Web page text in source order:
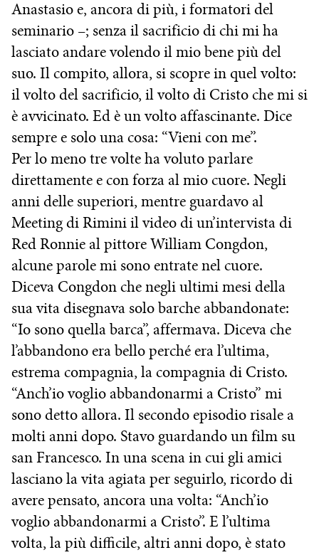
Anastasio e, ancora di più, i formatori del
seminario –; senza il sacrificio di chi mi ha
lasciato andare volendo il mio bene più del
suo. Il compito, allora, si scopre in quel volto:
il volto del sacrificio, il volto di Cristo che mi si
è avvicinato. Ed è un volto affascinante. Dice
sempre e solo una cosa: “Vieni con me”.
Per lo meno tre volte ha voluto parlare
direttamente e con forza al mio cuore. Negli
anni delle superiori, mentre guardavo al
Meeting di Rimini il video di un’intervista di
Red Ronnie al pittore William Congdon,
alcune parole mi sono entrate nel cuore.
Diceva Congdon che negli ultimi mesi della
sua vita disegnava solo barche abbandonate:
“Io sono quella barca”, affermava. Diceva che
l’abbandono era bello perché era l’ultima,
estrema compagnia, la compagnia di Cristo.
“Anch’io voglio abbandonarmi a Cristo” mi
sono detto allora. Il secondo episodio risale a
molti anni dopo. Stavo guardando un film su
san Francesco. In una scena in cui gli amici
lasciano la vita agiata per seguirlo, ricordo di
avere pensato, ancora una volta: “Anch’io
voglio abbandonarmi a Cristo”. E l’ultima
volta, la più difficile, altri anni dopo, è stato